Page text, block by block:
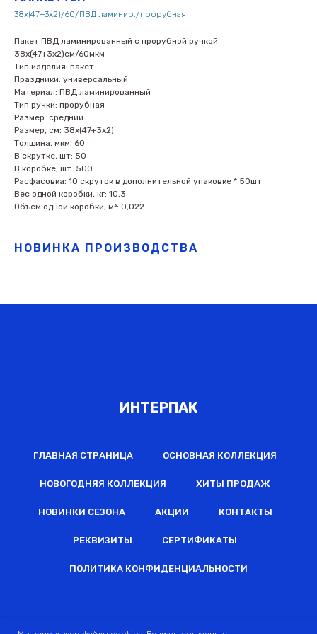
38х(47+3х2)/60/ПВД ламинир./прорубная
Пакет ПВД ламинированный с прорубной ручкой
38х(47+3х2)см/60мкм
Тип изделия: пакет
Праздники: универсальный
Материал: ПВД ламинированный
Тип ручки: прорубная
Размер: средний
Размер, см: 38х(47+3х2)
Толщина, мкм: 60
В скрутке, шт: 50
В коробке, шт: 500
Расфасовка: 10 скруток в дополнительной упаковке * 50шт
Вес одной коробки, кг: 10,3
Объем одной коробки, м³: 0,022
НОВИНКА ПРОИЗВОДСТВА
ИНТЕРПАК
ГЛАВНАЯ СТРАНИЦА ОСНОВНАЯ КОЛЛЕКЦИЯ
НОВОГОДНЯЯ КОЛЛЕКЦИЯ ХИТЫ ПРОДАЖ
НОВИНКИ СЕЗОНА АКЦИИ КОНТАКТЫ
РЕКВИЗИТЫ СЕРТИФИКАТЫ
ПОЛИТИКА КОНФИДЕНЦИАЛЬНОСТИ